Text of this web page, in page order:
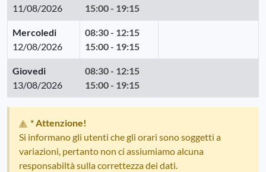
11/08/2026
15:00 - 19:15
Mercoledi
12/08/2026
08:30 - 12:15
15:00 - 19:15
Giovedi
13/08/2026
08:30 - 12:15
15:00 - 19:15
* Attenzione!
Si informano gli utenti che gli orari sono soggetti a
variazioni, pertanto non ci assiumiamo alcuna
responsabiltà sulla correttezza dei dati.